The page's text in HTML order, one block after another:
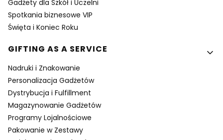
Gadżety dla Szkół i Uczelni
Spotkania biznesowe VIP
Święta i Koniec Roku
GIFTING AS A SERVICE
Nadruki i Znakowanie
Personalizacja Gadżetów
Dystrybucja i Fulfillment
Magazynowanie Gadżetów
Programy Lojalnościowe
Pakowanie w Zestawy